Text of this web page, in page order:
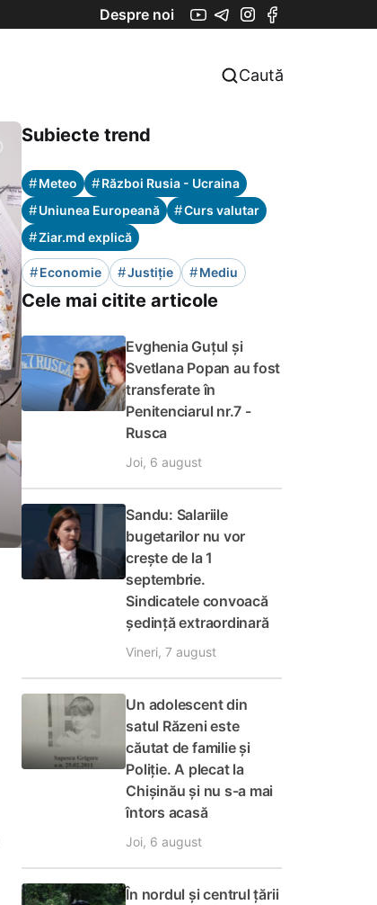
Despre noi
Caută
Subiecte trend
#Meteo #Război Rusia - Ucraina
#Uniunea Europeană #Curs valutar
#Ziar.md explică
#Economie #Justiție #Mediu
Cele mai citite articole
Evghenia Guțul și
Svetlana Popan au fost
transferate în
Penitenciarul nr.7 -
Rusca
Joi, 6 august
Sandu: Salariile
bugetarilor nu vor
crește de la 1
septembrie.
Sindicatele convoacă
ședință extraordinară
Vineri, 7 august
Un adolescent din
satul Răzeni este
căutat de familie și
Poliție. A plecat la
Chișinău și nu s-a mai
întors acasă
Joi, 6 august
În nordul și centrul țării